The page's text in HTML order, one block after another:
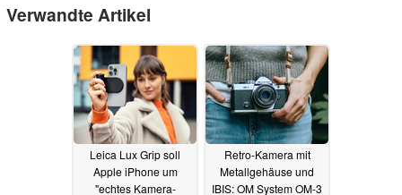
Verwandte Artikel
Leica Lux Grip soll
Apple iPhone um
"echtes Kamera-
Retro-Kamera mit
Metallgehäuse und
IBIS: OM System OM-3